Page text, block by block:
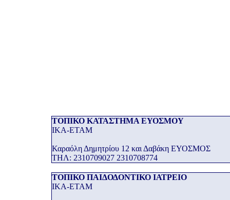
ΤΟΠΙΚΟ ΚΑΤΑΣΤΗΜΑ ΕΥΟΣΜΟΥ
ΙΚΑ-ΕΤΑΜ
Καραόλη Δημητρίου 12 και Δαβάκη ΕΥΟΣΜΟΣ
THΛ: 2310709027 2310708774
ΤΟΠΙΚΟ ΠΑΙΔΟΔΟΝΤΙΚΟ ΙΑΤΡΕΙΟ
ΙΚΑ-ΕΤΑΜ